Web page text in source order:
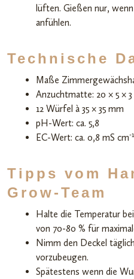
lüften. Gießen nur,
anfühlen.
Technische
Maße
Anzuchtmatte: 20 × 5 ×
12 Würfel à 35 × 35 mm
pH-Wert: ca. 5,8
EC-Wert: ca. 0,8 mS cm-1
Tipps vom
Grow-Team
Halte die Temperatur
von 70-80 % für
Nimm den Deckel
vorzubeugen.
Spätestens wenn die